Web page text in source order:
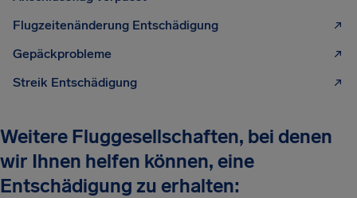
Flugzeitenänderung Entschädigung
Gepäckprobleme
Streik Entschädigung
Weitere Fluggesellschaften, bei denen
wir Ihnen helfen können, eine
Entschädigung zu erhalten: